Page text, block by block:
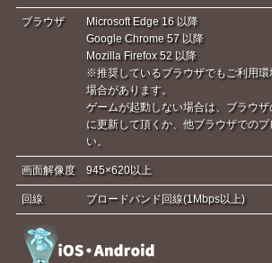
ブラウザ
Microsoft Edge 16 以降
Google Chrome 57 以降
Mozilla Firefox 52 以降
※推奨しているブラウザでもご利用
場合があります。
ゲームが起動しない場合は、ブラウ
に更新して頂くか、他ブラウザでの
い。
画面解像度 945×620以上
回線 ブロードバンド回線(1Mbps以上)